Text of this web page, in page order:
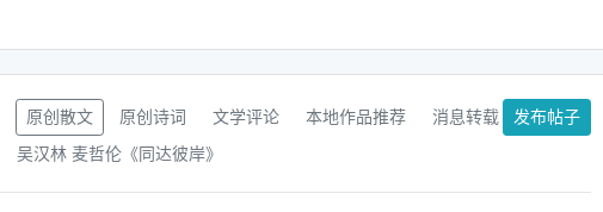
发布帖子
原创散文 原创诗词 文学评论 本地作品推荐
消息转载
吴汉林 麦哲伦《同达彼岸》